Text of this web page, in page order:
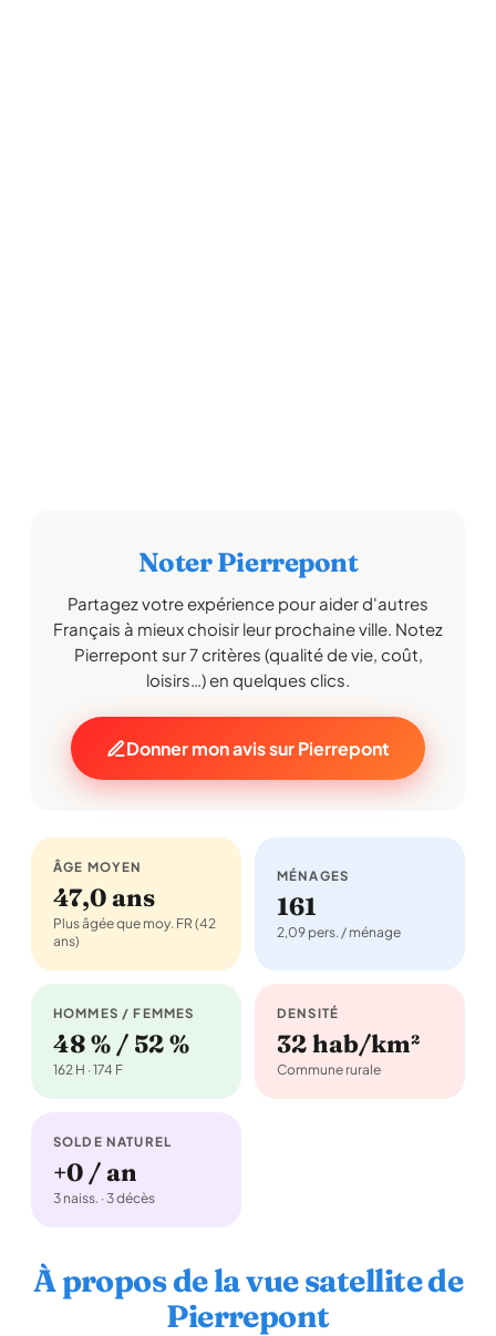
Noter Pierrepont
Partagez votre expérience pour aider d'autres
Français à mieux choisir leur prochaine ville. Notez
Pierrepont sur 7 critères (qualité de vie, coût,
loisirs…) en quelques clics.
Donner mon avis sur Pierrepont
ÂGE MOYEN
47,0 ans
Plus âgée que moy. FR (42
ans)
MÉNAGES
161
2,09 pers. / ménage
HOMMES / FEMMES
48 % / 52 %
162 H · 174 F
DENSITÉ
32 hab/km²
Commune rurale
SOLDE NATUREL
+0 / an
3 naiss. · 3 décès
À propos de la vue satellite de
Pierrepont